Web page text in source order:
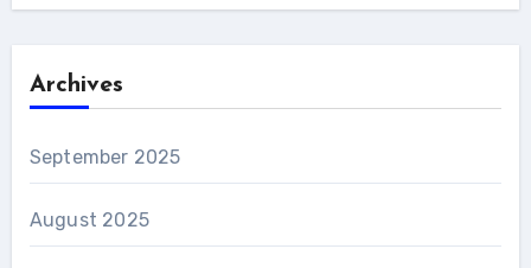
Archives
September 2025
August 2025